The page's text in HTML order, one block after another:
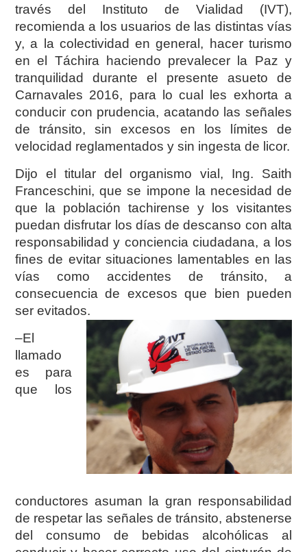
través del Instituto de Vialidad (IVT),
recomienda a los usuarios de las distintas vías
y, a la colectividad en general, hacer turismo
en el Táchira haciendo prevalecer la Paz y
tranquilidad durante el presente asueto de
Carnavales 2016, para lo cual les exhorta a
conducir con prudencia, acatando las señales
de tránsito, sin excesos en los límites de
velocidad reglamentados y sin ingesta de licor.
Dijo el titular del organismo vial, Ing. Saith
Franceschini, que se impone la necesidad de
que la población tachirense y los visitantes
puedan disfrutar los días de descanso con alta
responsabilidad y conciencia ciudadana, a los
fines de evitar situaciones lamentables en las
vías como accidentes de tránsito, a
consecuencia de excesos que bien pueden
ser evitados.
–El
llamado
es para
que los
conductores asuman la gran responsabilidad
de respetar las señales de tránsito, abstenerse
del consumo de bebidas alcohólicas al